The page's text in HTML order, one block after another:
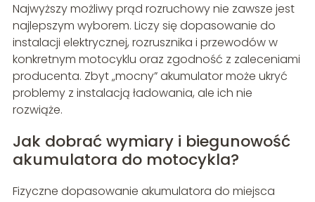
Najwyższy możliwy prąd rozruchowy nie zawsze jest
najlepszym wyborem. Liczy się dopasowanie do
instalacji elektrycznej, rozrusznika i przewodów w
konkretnym motocyklu oraz zgodność z zaleceniami
producenta. Zbyt „mocny” akumulator może ukryć
problemy z instalacją ładowania, ale ich nie
rozwiąże.
Jak dobrać wymiary i biegunowość
akumulatora do motocykla?
Fizyczne dopasowanie akumulatora do miejsca